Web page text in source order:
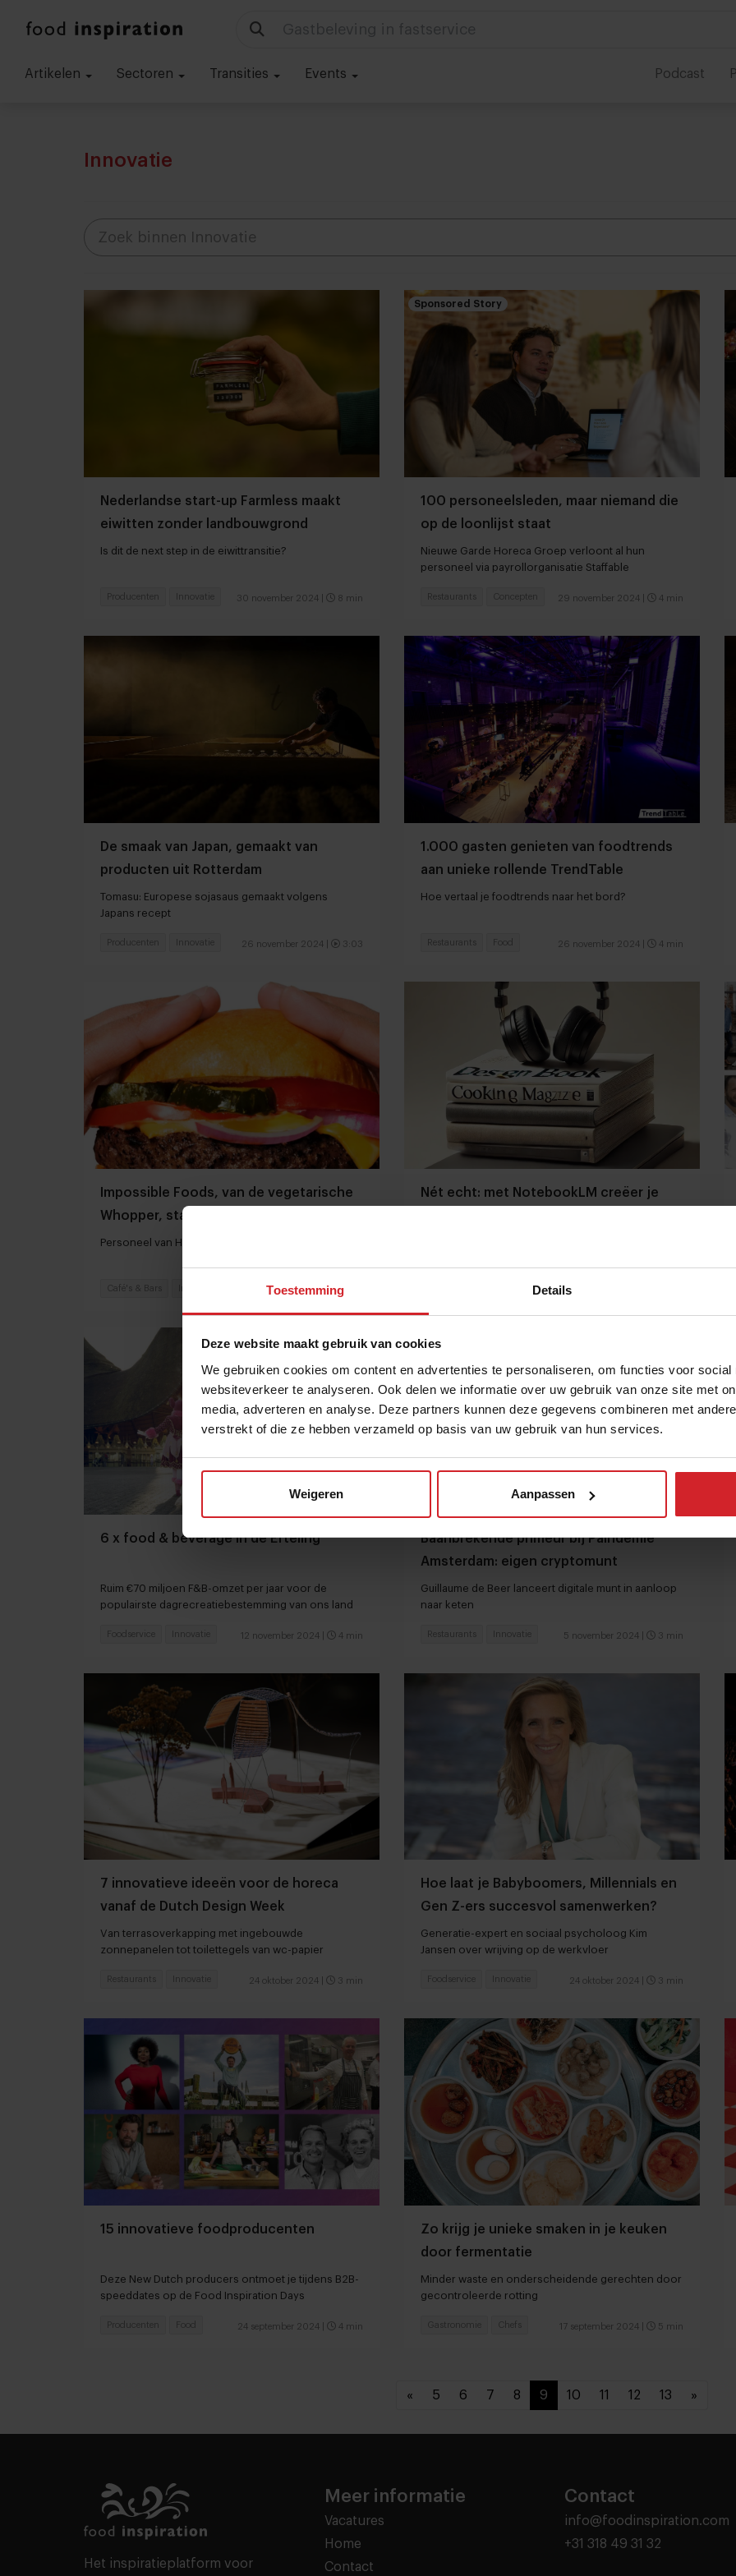
Toestemming Details
Deze website maakt gebruik van cookies
We gebruiken cookies om content en advertenties te personaliseren, om functies voor social
websiteverkeer te analyseren. Ook delen we informatie over uw gebruik van onze site met
media, adverteren en analyse. Deze partners kunnen deze gegevens combineren met
verstrekt of die ze hebben verzameld op basis van uw gebruik van hun services.
Weigeren Aanpassen
Technologie in foodservice
Artikelen Sectoren Transities Events Podcast
Innovatie
Nederlandse start-up Farmless maakt
eiwitten zonder landbouwgrond
Is dit de next step in de eiwittransitie?
30 november 2024 8 min
Producenten Innovatie
Sponsored Story
100 personeelsleden, maar niemand die
op de loonlijst staat
Nieuwe Garde Horeca Groep verloont al hun
personeel via payrollorganisatie Staffable
29 november 2024 4 min
Restaurants Concepten
De smaak van Japan, gemaakt van
producten uit Rotterdam
Tomasu: Europese sojasaus gemaakt volgens
Japans recept
26 november 2024 3:03
Producenten Innovatie
1.000 gasten genieten van foodtrends
aan unieke rollende TrendTable
Hoe vertaal je foodtrends naar het bord?
26 november 2024 4 min
Restaurants Food
Impossible Foods, van de vegetarische
Whopper, staat op de grens van Europa
Personeel van Heineken legt het werk neer
19 november 2024| 4 min
Café's & Bars
Nét echt: met NotebookLM creëer je
18 november 2024
6 x food & beverage in de Efteling
Ruim €70 miljoen F&B-omzet per jaar voor de
populairste dagrecreatiebestemming van ons land
12 november 2024 4 min
Foodservice Innovatie
Baanbrekende primeur bij Paindemie
Amsterdam: eigen cryptomunt
Guillaume de Beer lanceert digitale munt in aanloop
naar keten
5 november 2024 3 min
Restaurants Innovatie
7 innovatieve ideeën voor de horeca
vanaf de Dutch Design Week
Van terrasoverkapping met ingebouwde
zonnepanelen tot toilettegels van wc-papier
24 oktober 2024 3 min
Restaurants Innovatie
Hoe laat je Babyboomers, Millennials en
Gen Z-ers succesvol samenwerken?
Generatie-expert en sociaal psycholoog Kim
Jansen over wrijving op de werkvloer
24 oktober 2024 3 min
Foodservice Innovatie
15 innovatieve foodproducenten
Deze New Dutch producers ontmoet je tijdens B2B-
speeddates op de Food Inspiration Days
24 september 2024 4 min
Producenten Food
Zo krijg je unieke smaken in je keuken
door fermentatie
Minder waste en onderscheidende gerechten door
gecontroleerde rotting
17 september 2024 5 min
Gastronomie Chefs
« 5 6 7 8 9 10 11 12 13 »
Het inspiratieplatform voor
Meer informatie
Vacatures
Home
Contact
Contact
info@foodinspiration.com
+31 318 49 31 32